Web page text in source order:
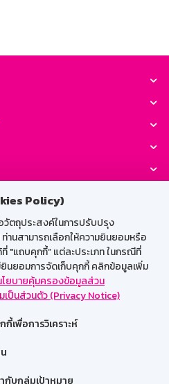
Policy)
วัตถุประสงค์ในการปรับปรุง
นสามารถเลือกให้ความยินยอมหรือ
"แถบคุกกี้” แต่ละประเภท ในกรณีที่
ยินยอมการจัดเก็บคุกกี้ คลิกข้อมูลเพิ่ม
โยบายคุ้มครองข้อมูลส่วน
เป็นส่วนตัว (Privacy Notice)
กี้เพื่อการวิเคราะห์
กับกลุ่มเป้าหมาย
Society:
พนักงาน
M-Search
ะบบเน็ตเมล